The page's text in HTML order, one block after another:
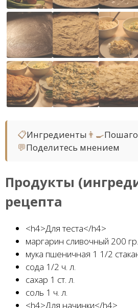
📋Ингредиенты 👨‍🍳
💬Поделитесь мнением
Продукты
рецепта
<h4>Для теста</h4>
маргарин сливочный 200 гр.
мука пшеничная 1 1/2
сода 1/2 ч. л.
сахар 1 ст. л.
соль 1 ч. л.
<h4>Для начинки</h4>